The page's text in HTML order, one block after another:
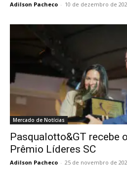
Adilson Pacheco - 10 de dezembro de
Mercado de Notícias
Pasqualotto&GT recebe
Prêmio Líderes SC
Adilson Pacheco - 25 de novembro de